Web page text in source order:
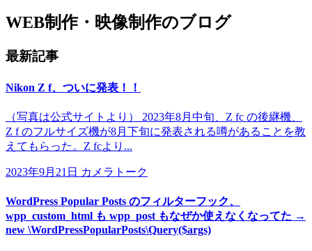
WEB制作・映像制作のブログ
最新記事
Nikon Z f、ついに発表！！
（写真は公式サイトより） 2023年8月中旬、Z fc の後継機、
Z f のフルサイズ機が8月下旬に発表される噂があることを教
えてもらった。Z fcより...
2023年9月21日 カメラトーク
WordPress Popular Posts のフィルターフック、
wpp_custom_html も wpp_post もなぜか使えなくなってた →
new \WordPressPopularPosts\Query($args)